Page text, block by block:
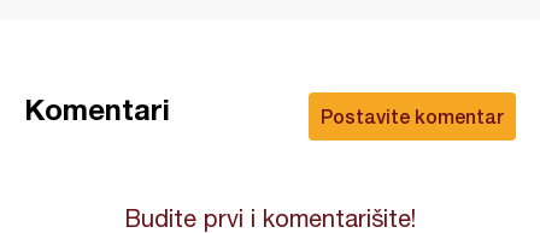
Postavite komentar
Komentari
Budite prvi i komentarišite!